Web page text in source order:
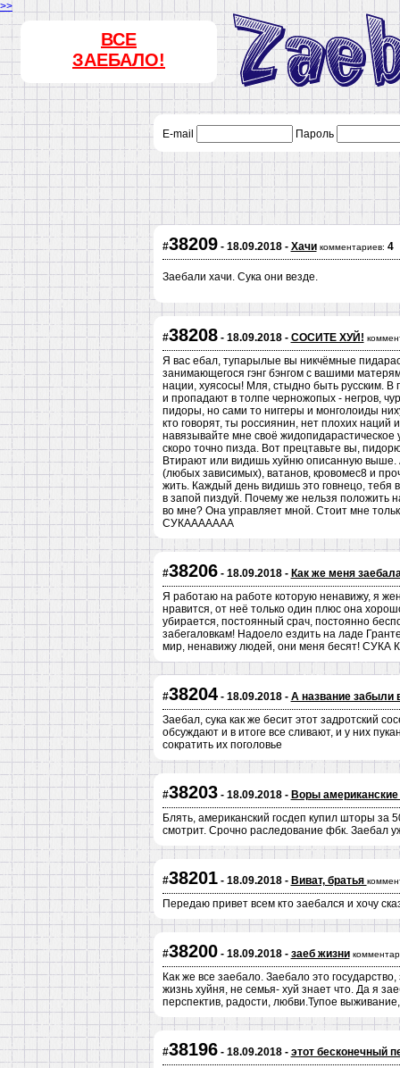
>>
ВСЕ
ЗАЕБАЛО!
E-mail Пароль
#38209- 18.09.2018 - Хачи комментариев: 4
Заебали хачи. Сука они везде.
#38208- 18.09.2018 - СОСИТЕ ХУЙ!
Я вас ебал, тупарылые вы никчёмные
занимающегося гэнг бэнгом с вашими
нации, хуясосы! Мля, стыдно быть русским.
и пропадают в толпе черножопых - негров,
пидоры, но сами то ниггеры и монголоиды
кто говорят, ты россиянин, нет плохих
навязывайте мне своё
скоро точно пизда. Вот прецтавьте вы,
Втирают или видишь хуйню описанную
(любых зависимых), ватанов, кровомес8 и
жить. Каждый день видишь это говнецо, тебя
в запой пиздуй. Почему же нельзя положить
во мне? Она управляет мной. Стоит мне
СУКААААААА
#38206- 18.09.2018 - Как же меня
Я работаю на работе которую ненавижу, я
нравится, от неё только один плюс она
убирается, постоянный срач, постоянно
забегаловкам! Надоело ездить на ладе
мир, ненавижу людей, они меня бесят!
#38204- 18.09.2018 - А название забыли
Заебал, сука как же бесит этот задротский
обсуждают и в итоге все сливают, и у них
сократить их поголовье
#38203- 18.09.2018 - Воры американские
Блять, американский госдеп купил шторы за
смотрит. Срочно раследование фбк. Заебал
#38201- 18.09.2018 - Виват, братья
Передаю привет всем кто заебался и хочу
#38200- 18.09.2018 - заеб жизни
Как же все заебало. Заебало это
жизнь хуйня, не семья- хуй знает что. Да я
перспектив, радости, любви.Тупое
#38196- 18.09.2018 - этот бесконечный